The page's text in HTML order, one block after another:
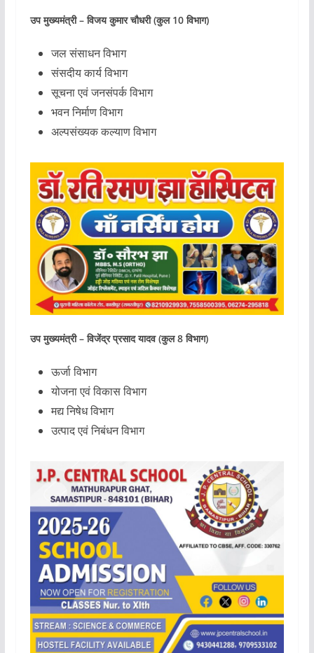
उप मुख्यमंत्री – विजय कुमार चौधरी (कुल 10 विभाग)
जल संसाधन विभाग
संसदीय कार्य विभाग
सूचना एवं जनसंपर्क विभाग
भवन निर्माण विभाग
अल्पसंख्यक कल्याण विभाग
उप मुख्यमंत्री – विजेंद्र प्रसाद यादव (कुल 8 विभाग)
ऊर्जा विभाग
योजना एवं विकास विभाग
मद्य निषेध विभाग
उत्पाद एवं निबंधन विभाग